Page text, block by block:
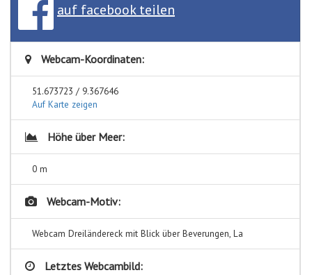
auf facebook teilen
Webcam-Koordinaten:
51.673723 / 9.367646
Auf Karte zeigen
Höhe über Meer:
0 m
Webcam-Motiv:
Webcam Dreiländereck mit Blick über Beverungen, La
Letztes Webcambild: